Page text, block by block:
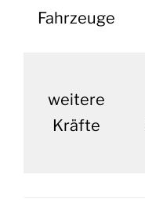
Fahrzeuge
weitere
Kräfte